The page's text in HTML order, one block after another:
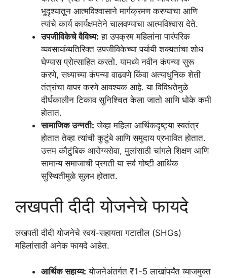
भूदृश्यातून आत्मविश्वासाने मार्गक्रमण करण्याचा आणि
त्यांचे कार्य कार्यक्षमतेने चालवण्याचा आत्मविश्वास देते.
उपजीविकेचे वैविध्य: हा उपक्रम महिलांना पारंपरिक
व्यवसायांव्यतिरिक्त उपजीविकेच्या पर्यायी शक्यतांचा शोध
घेण्यास प्रोत्साहित करतो. यामध्ये नवीन कंपन्या सुरू
करणे, सध्याच्या कंपन्या वाढवणे किंवा अत्याधुनिक शेती
तंत्रांचा वापर करणे आवश्यक आहे. या विविधतेमुळे
दीर्घकालीन टिकाव सुनिश्चित केला जातो आणि धोके कमी
होतात.
सामाजिक उन्नती: जेव्हा महिला आर्थिकदृष्ट्या स्वतंत्र
होतात तेव्हा त्यांची कुटुंबे आणि समुदाय प्रभावित होतात.
उत्तम कौटुंबिक आरोग्यसेवा, मुलांसाठी चांगले शिक्षण आणि
सामान्य समाजाची प्रगती या सर्व गोष्टी आर्थिक
सुस्थितीमुळे सुलभ होतात.
लखपती दीदी योजनेचे फायदे
लखपती दीदी योजनेचे स्वयं-सहायता गटातील (SHGs)
महिलांसाठी अनेक फायदे आहेत.
आर्थिक सहाय्य: योजनेअंतर्गत ₹1-5 लाखांपर्यंत व्याजमुक्त